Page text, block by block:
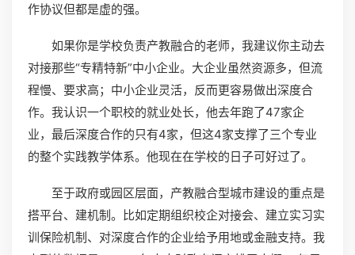
作协议但都是虚的强。
如果你是学校负责产教融合的老师，我建议你主动去
对接那些“专精特新”中小企业。大企业虽然资源多，但流
程慢、要求高；中小企业灵活，反而更容易做出深度合
作。我认识一个职校的就业处长，他去年跑了47家企
业，最后深度合作的只有4家，但这4家支撑了三个专业
的整个实践教学体系。他现在在学校的日子可好过了。
至于政府或园区层面，产教融合型城市建设的重点是
搭平台、建机制。比如定期组织校企对接会、建立实习实
训保险机制、对深度合作的企业给予用地或金融支持。我